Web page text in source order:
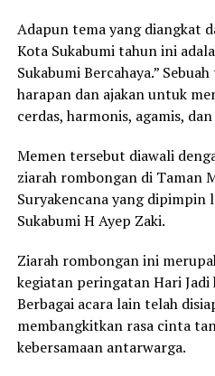
Adapun tema yang diangkat
Kota Sukabumi tahun ini
Sukabumi Bercahaya.”
harapan dan ajakan untuk
cerdas, harmonis, agamis,
Memen tersebut diawali
ziarah rombongan di Taman
Suryakencana yang dipimpin
Sukabumi H Ayep Zaki.
Ziarah rombongan ini
kegiatan peringatan Hari Jadi
Berbagai acara lain telah
membangkitkan rasa cinta
kebersamaan antarwarga.